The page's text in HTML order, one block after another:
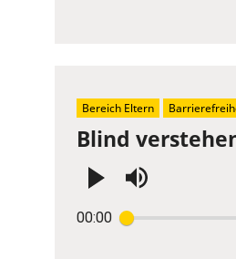
Blind
00:00
Enter
Bereich Eltern